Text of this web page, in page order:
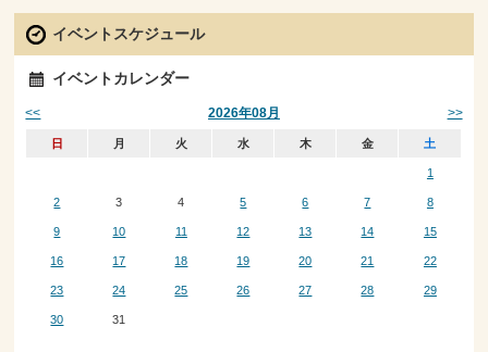
イベントスケジュール
イベントカレンダー
2026年08月
<< >>
日 月 火 水 木 金 土
1
2 3 4 5 6 7 8
9 10 11 12 13 14 15
16 17 18 19 20 21 22
23 24 25 26 27 28 29
30 31